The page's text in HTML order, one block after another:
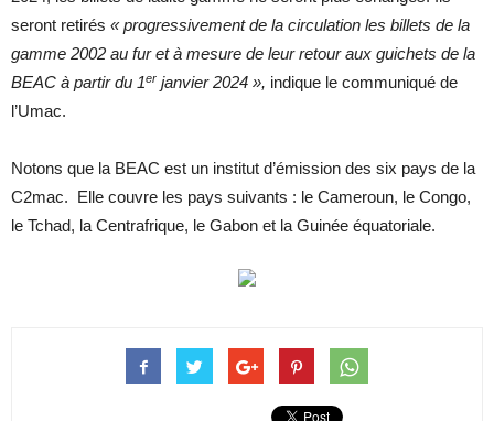
seront retirés « progressivement de la circulation les billets de la
gamme 2002 au fur et à mesure de leur retour aux guichets de la
BEAC à partir du 1er janvier 2024 », indique le communiqué de
l’Umac.
Notons que la BEAC est un institut d’émission des six pays de la
C2mac. Elle couvre les pays suivants : le Cameroun, le Congo,
le Tchad, la Centrafrique, le Gabon et la Guinée équatoriale.